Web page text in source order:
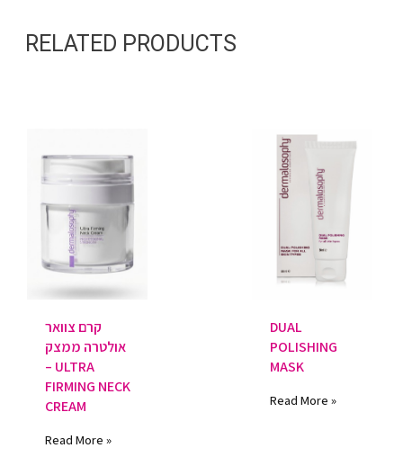
RELATED PRODUCTS
קרם צוואר
אולטרה ממצק
– ULTRA
FIRMING NECK
CREAM
Read More »
DUAL
POLISHING
MASK
Read More »